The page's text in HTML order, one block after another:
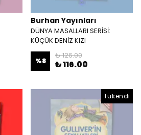
Burhan Yayınları
DÜNYA MASALLARI SERİSİ:
KÜÇÜK DENİZ KIZI
%8
₺ 126.00
₺ 116.00
Tükendi